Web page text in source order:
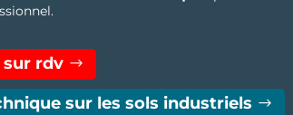
sur rdv
sur les sols industriels